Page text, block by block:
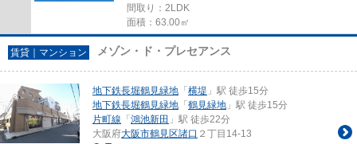
間取り：2LDK
面積：63.00㎡
賃貸｜マンション メゾン・ド・プレセアンス
地下鉄長堀鶴見緑地 「 横堤 」駅 徒歩15分
地下鉄長堀鶴見緑地 「 鶴見緑地 」駅 徒歩15分
片町線 「 鴻池新田 」駅 徒歩22分
大阪府大阪市鶴見区諸口 ２丁目14-13